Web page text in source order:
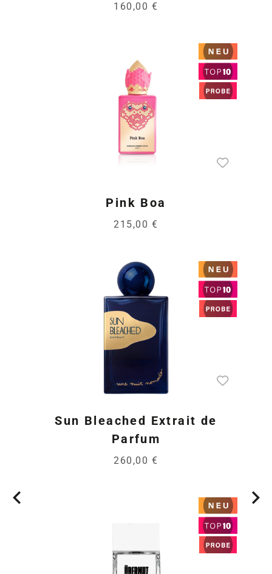
160,00 €
Pink Boa
215,00 €
Sun Bleached Extrait de
Parfum
260,00 €